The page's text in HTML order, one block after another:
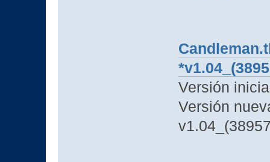
Versión
Versión